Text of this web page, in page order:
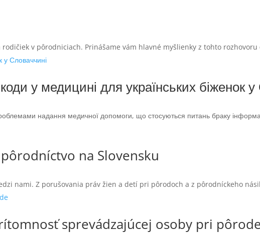
v pôrodniciach. Prinášame vám hlavné myšlienky z tohto
у медицині для українських біженок у
надання медичної допомоги, що стосуються питань браку
na Slovensku
nami. Z porušovania práv žien a detí pri pôrodoch a z pôrodníckeho
sprevádzajúcej osoby pri